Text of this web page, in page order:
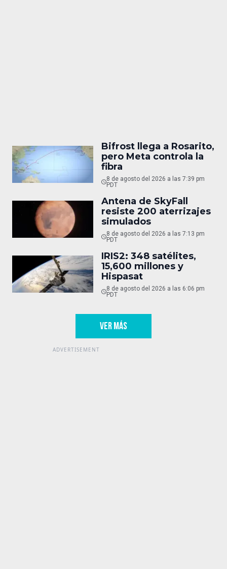
Bifrost llega a Rosarito,
pero Meta controla la
fibra
8 de agosto del 2026 a las 7:39 pm
PDT
Antena de SkyFall
resiste 200 aterrizajes
simulados
8 de agosto del 2026 a las 7:13 pm
PDT
IRIS2: 348 satélites,
15,600 millones y
Hispasat
8 de agosto del 2026 a las 6:06 pm
PDT
VER MÁS